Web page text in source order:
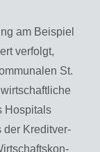
am Bei­spiel
ver­folgt,
St.
Hos­pi­tals
der Kre­dit­ver­